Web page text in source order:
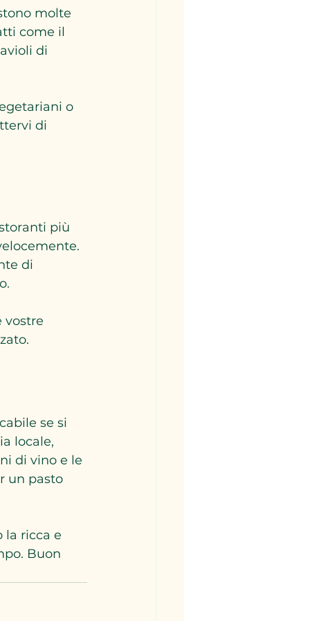
molte
come il
di
o
di
più
di
vostre
se si
locale,
di vino e le
un pasto
la ricca e
Buon